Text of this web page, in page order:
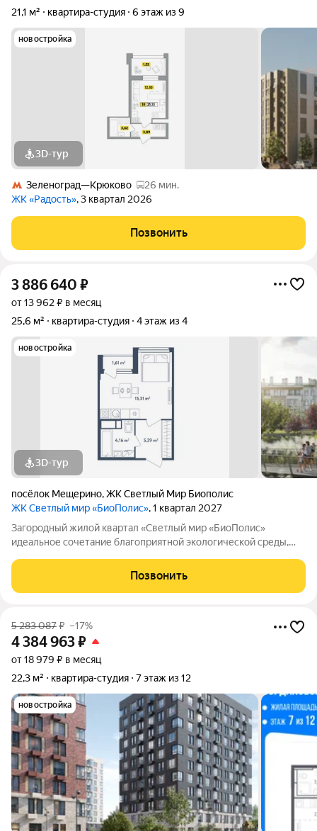
21,1 м²
квартира-студия 6 этаж из 9
новостройка
3D-тур
Зеленоград—Крюково
26 мин.
ЖК «Радость», 3 квартал 2026
Позвонить
3 886 640 ₽
от 13 962 ₽ в месяц
25,6 м²
квартира-студия 4 этаж из 4
новостройка
3D-тур
посёлок Мещерино,ЖК Светлый Мир Биополис
ЖК Светлый мир «БиоПолис», 1 квартал 2027
Загородный жилой квартал «Светлый мир «БиоПолис»
идеальное сочетание благоприятной экологической среды,
многофункциональной инфраструктуры и авторской
архитектурной составляющей. На территории квартала
Позвонить
5 283 087₽ –17%
4 384 963₽
от 18 979 ₽ в месяц
22,3 м²
квартира-студия 7 этаж из 12
новостройка